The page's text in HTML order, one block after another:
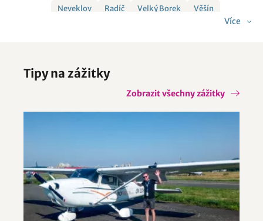
Neveklov Radíč Velký Borek
Věšín
Více
Tipy na zážitky
Zobrazit všechny zážitky